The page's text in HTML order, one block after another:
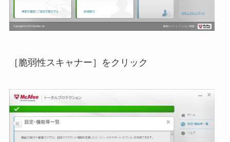
［脆弱性スキャナー］をクリック